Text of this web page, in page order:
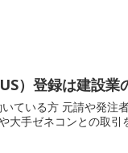
）登録は建設業